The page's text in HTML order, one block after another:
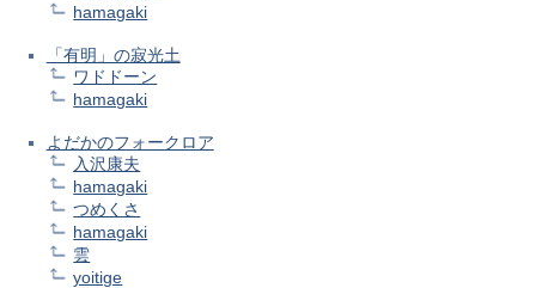
hamagaki
「有明」の寂光土
ワドドーン
hamagaki
よだかのフォークロア
入沢康夫
hamagaki
つめくさ
hamagaki
雲
yoitige